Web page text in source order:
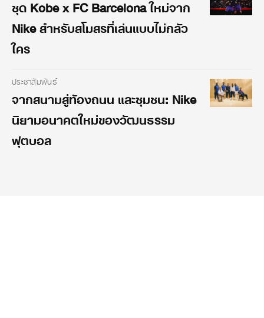
ชุด Kobe x FC Barcelona ใหม่จาก
Nike สำหรับสโมสรที่เล่นแบบไม่กลัว
ใคร
ประชาสัมพันธ์
จากสนามสู่ท้องถนน และชุมชน: Nike
นิยามอนาคตใหม่ของวัฒนธรรม
ฟุตบอล